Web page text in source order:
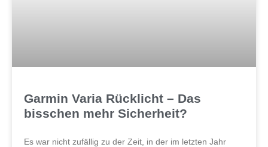
Garmin Varia Rücklicht – Das
bisschen mehr Sicherheit?
Es war nicht zufällig zu der Zeit, in der im letzten Jahr